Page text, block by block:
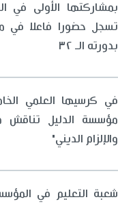
بمشاركتها الأولى في
تسجل حضورا فاعلا في
بدورته الـ ٣٢
في كرسيها العلمي
مؤسسة الدليل تناقش
والإلزام الديني"